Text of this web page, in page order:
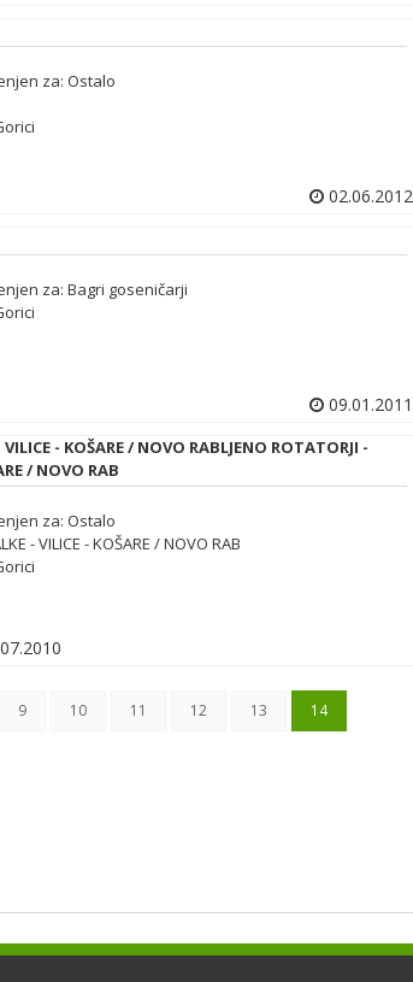
za: Ostalo
02.06.2012
za: Bagri goseničarji
09.01.2011
- KOŠARE / NOVO RABLJENO ROTATORJI -
/ NOVO RAB
za: Ostalo
- VILICE - KOŠARE / NOVO RAB
9 10 11 12 13 14